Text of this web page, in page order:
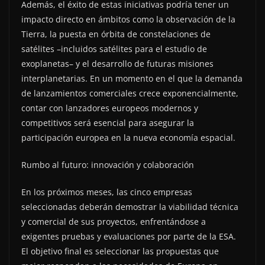
Además, el éxito de estas iniciativas podría tener un
impacto directo en ámbitos como la observación de la
Tierra, la puesta en órbita de constelaciones de
satélites –incluidos satélites para el estudio de
exoplanetas– y el desarrollo de futuras misiones
interplanetarias. En un momento en el que la demanda
de lanzamientos comerciales crece exponencialmente,
contar con lanzadores europeos modernos y
competitivos será esencial para asegurar la
participación europea en la nueva economía espacial.
Rumbo al futuro: innovación y colaboración
En los próximos meses, las cinco empresas
seleccionadas deberán demostrar la viabilidad técnica
y comercial de sus proyectos, enfrentándose a
exigentes pruebas y evaluaciones por parte de la ESA.
El objetivo final es seleccionar las propuestas que